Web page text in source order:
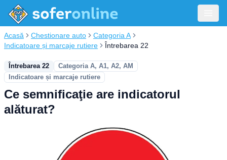
Acasă Chestionare auto
Categoria A
Indicatoare și marcaje rutiere
Întrebarea 22
Întrebarea 22
Categoria A, A1, A2, AM
Indicatoare și marcaje rutiere
Ce semnificaţie are indicatorul
alăturat?